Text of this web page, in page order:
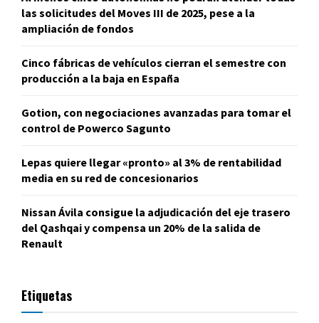
las solicitudes del Moves III de 2025, pese a la
ampliación de fondos
Cinco fábricas de vehículos cierran el semestre con
producción a la baja en España
Gotion, con negociaciones avanzadas para tomar el
control de Powerco Sagunto
Lepas quiere llegar «pronto» al 3% de rentabilidad
media en su red de concesionarios
Nissan Ávila consigue la adjudicación del eje trasero
del Qashqai y compensa un 20% de la salida de
Renault
Etiquetas